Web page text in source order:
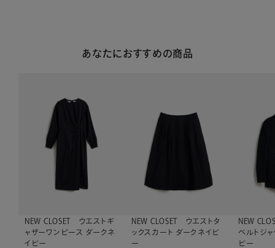
あなたにおすすめの商品
NEW CLOSET ウエストギ
ャザーワンピース ダークネ
イビー
NEW CLOSET ウエストタ
ックスカート ダークネイビ
ー
NEW
ベルトジ
ビー